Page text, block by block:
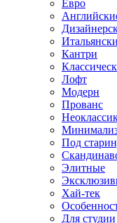
Евро
Кантри
Лофт
Модерн
Прованс
Под
Элитные
Хай-тек
Для студии